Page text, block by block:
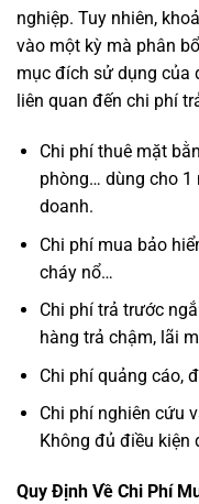
nghiệp. Tuy nhiên,
vào một kỳ mà phân
mục đích sử dụng của
liên quan đến chi phí
Chi phí thuê mặt
phòng… dùng cho 1
doanh.
Chi phí mua bảo
cháy nổ…
Chi phí trả trước
hàng trả chậm, lãi
Chi phí quảng cáo,
Chi phí nghiên cứu
Không đủ điều kiện
Quy Định Về Chi Phí